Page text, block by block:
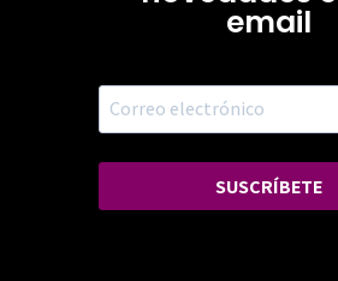
email
SUSCRÍBETE